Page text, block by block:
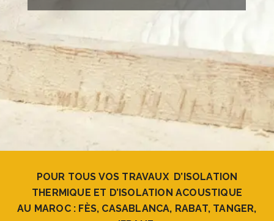
POUR TOUS VOS TRAVAUX D’ISOLATION
THERMIQUE ET D’ISOLATION ACOUSTIQUE
AU MAROC : FÈS, CASABLANCA, RABAT, TANGER,